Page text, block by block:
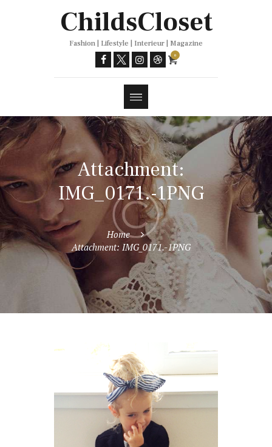
ChildsCloset
Fashion | Lifestyle | Interieur | Magazine
0
Attachment:
IMG_0171.-1PNG
Home
Attachment: IMG_0171.-1PNG